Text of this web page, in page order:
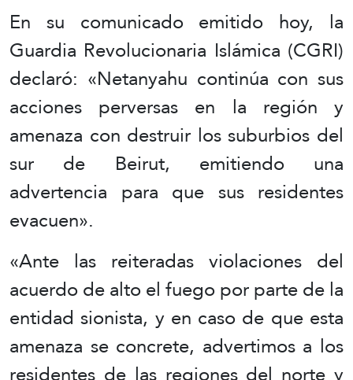
En su comunicado emitido hoy, la
Guardia Revolucionaria Islámica (CGRI)
declaró: «Netanyahu continúa con sus
acciones perversas en la región y
amenaza con destruir los suburbios del
sur de Beirut, emitiendo una
advertencia para que sus residentes
evacuen».
«Ante las reiteradas violaciones del
acuerdo de alto el fuego por parte de la
entidad sionista, y en caso de que esta
amenaza se concrete, advertimos a los